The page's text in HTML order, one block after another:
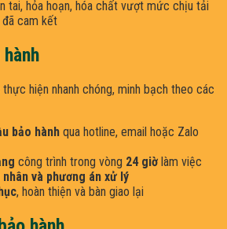
tai, hỏa hoạn, hóa chất vượt mức chịu tải
cam kết
hiện nhanh chóng, minh bạch theo các
bảo hành qua hotline, email hoặc Zalo
công trình trong vòng 24 giờ làm việc
và phương án xử lý
, hoàn thiện và bàn giao lại